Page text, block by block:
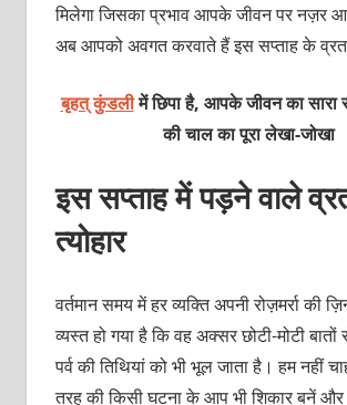
मिलेगा जिसका प्रभाव आपके जीवन पर नज़र
अब आपको अवगत करवाते हैं इस सप्ताह के व्रत-
बृहत् कुंडलीमें छिपा है, आपके जीवन का सारा
की चाल का पूरा लेखा-जोखा
इस सप्ताह में पड़ने वाले
त्योहार
वर्तमान समय में हर व्यक्ति अपनी रोज़मर्रा की
व्यस्त हो गया है कि वह अक्सर छोटी-मोटी
पर्व की तिथियां को भी भूल जाता है। हम नहीं
तरह की किसी घटना के आप भी शिकार बनें